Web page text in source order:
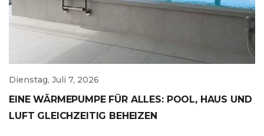
Dienstag, Juli 7, 2026
EINE WÄRMEPUMPE FÜR ALLES: POOL, HAUS UND
LUFT GLEICHZEITIG BEHEIZEN